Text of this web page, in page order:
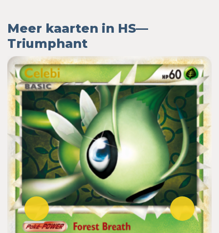
Meer kaarten in HS—
Triumphant